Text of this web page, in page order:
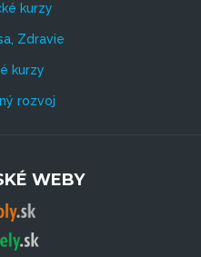
kurzy
Zdravie
kurzy
rozvoj
WEBY